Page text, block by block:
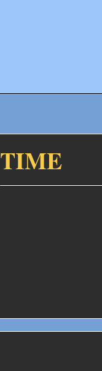
TIME